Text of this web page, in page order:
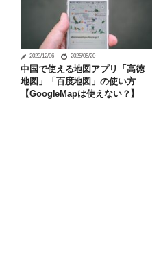
2023/12/06 2025/05/20
中国で使える地図アプリ「高徳
地図」「百度地図」の使い方
【GoogleMapは使えない？】